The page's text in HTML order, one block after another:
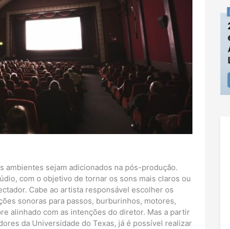
ambientes sejam adicionados na pós-produção.
com o objetivo de tornar os sons mais claros ou
Cabe ao artista responsável escolher os
sonoras para passos, burburinhos, motores,
alinhado com as intenções do diretor. Mas a partir
da Universidade do Texas, já é possível realizar